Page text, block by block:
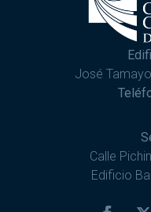
José
Calle
Edificio